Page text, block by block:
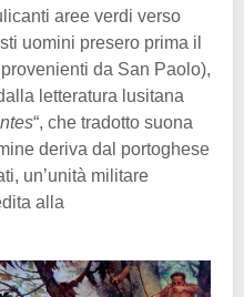
aree verdi verso
uomini presero prima il
provenienti da San Paolo),
letteratura lusitana
“, che tradotto suona
deriva dal portoghese
un’unità militare
alla